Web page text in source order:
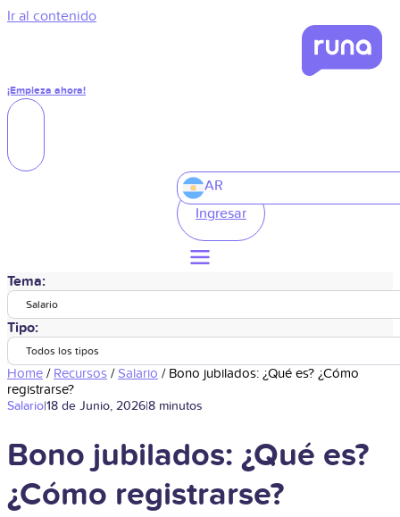
Ir al contenido
¡Empieza ahora!
AR
Ingresar
Tema:
Salario
Tipo:
Todos los tipos
Home / Recursos /Salario / Bono jubilados: ¿Qué es? ¿Cómo
registrarse?
Salario|18 de Junio, 2026|8 minutos
Bono jubilados: ¿Qué es?
¿Cómo registrarse?